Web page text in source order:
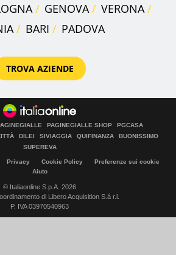
GENOVA
VERONA
BARI PADOVA
TROVA AZIENDE
PAGINEGIALLE SHOP
PGCASA
DILEI SIVIAGGIA QUIFINANZA
BUONISSIMO
SUPEREVA
Privacy Cookie Policy
Preferenze sui cookie
Aiuto
© Italiaonline S.p.A. 2026
di Libero Acquisition S.á r.l.
P. IVA 03970540963